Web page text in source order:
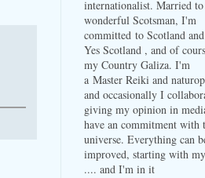
internationalist. Married
wonderful Scotsman, I'm
committed to Scotland
Yes Scotland , and of
my Country Galiza. I'm
a Master Reiki and
and occasionally I
giving my opinion in
have an commitment with
universe. Everything can
improved, starting with
.... and I'm in it